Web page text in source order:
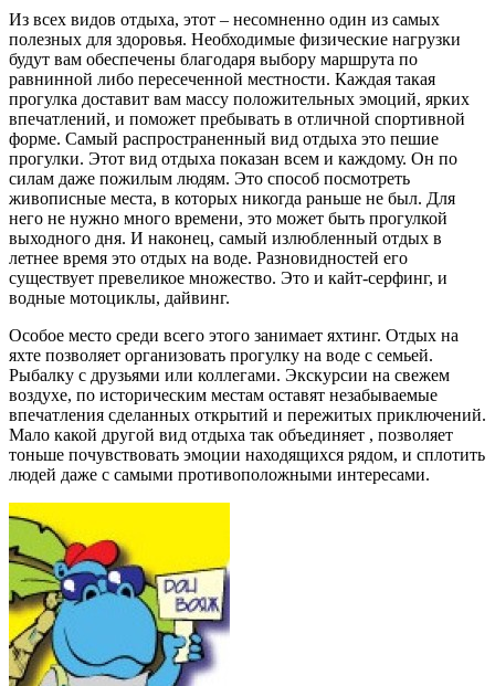
Из всех видов отдыха, этот – несомненно один из самых
полезных для здоровья. Необходимые физические нагрузки
будут вам обеспечены благодаря выбору маршрута по
равнинной либо пересеченной местности. Каждая такая
прогулка доставит вам массу положительных эмоций, ярких
впечатлений, и поможет пребывать в отличной спортивной
форме. Самый распространенный вид отдыха это пешие
прогулки. Этот вид отдыха показан всем и каждому. Он по
силам даже пожилым людям. Это способ посмотреть
живописные места, в которых никогда раньше не был. Для
него не нужно много времени, это может быть прогулкой
выходного дня. И наконец, самый излюбленный отдых в
летнее время это отдых на воде. Разновидностей его
существует превеликое множество. Это и кайт-серфинг, и
водные мотоциклы, дайвинг.
Особое место среди всего этого занимает яхтинг. Отдых на
яхте позволяет организовать прогулку на воде с семьей.
Рыбалку с друзьями или коллегами. Экскурсии на свежем
воздухе, по историческим местам оставят незабываемые
впечатления сделанных открытий и пережитых приключений.
Мало какой другой вид отдыха так объединяет , позволяет
тоньше почувствовать эмоции находящихся рядом, и сплотить
людей даже с самыми противоположными интересами.